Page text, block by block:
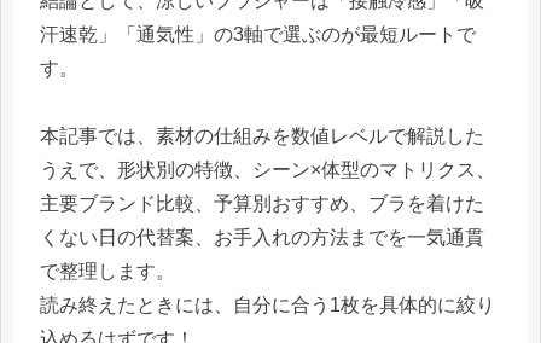
汗速乾」「通気性」の3軸で選ぶのが最短ルートで
す。
本記事では、素材の仕組みを数値レベルで解説した
うえで、形状別の特徴、シーン×体型のマトリクス、
主要ブランド比較、予算別おすすめ、ブラを着けた
くない日の代替案、お手入れの方法までを一気通貫
で整理します。
読み終えたときには、自分に合う1枚を具体的に絞り